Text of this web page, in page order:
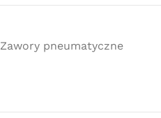
Zawory pneumatyczne